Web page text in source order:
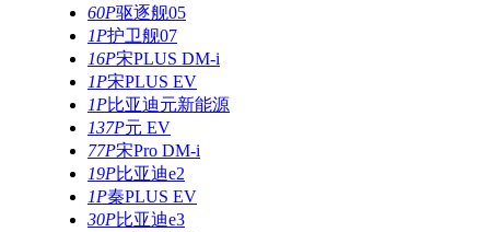
60P驱逐舰05
1P护卫舰07
16P宋PLUS DM-i
1P宋PLUS EV
1P比亚迪元新能源
137P元 EV
77P宋Pro DM-i
19P比亚迪e2
1P秦PLUS EV
30P比亚迪e3